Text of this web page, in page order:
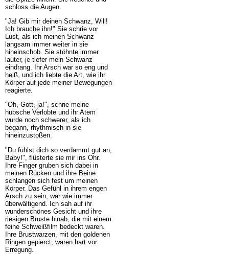
schloss die Augen.
"Ja! Gib mir deinen Schwanz, Will!
Ich brauche ihn!" Sie schrie vor
Lust, als ich meinen Schwanz
langsam immer weiter in sie
hineinschob. Sie stöhnte immer
lauter, je tiefer mein Schwanz
eindrang. Ihr Arsch war so eng und
heiß, und ich liebte die Art, wie ihr
Körper auf jede meiner Bewegungen
reagierte.
"Oh, Gott, ja!", schrie meine
hübsche Verlobte und ihr Atem
wurde noch schwerer, als ich
begann, rhythmisch in sie
hineinzustoßen.
"Du fühlst dich so verdammt gut an,
Baby!", flüsterte sie mir ins Ohr.
Ihre Finger gruben sich dabei in
meinen Rücken und ihre Beine
schlangen sich fest um meinen
Körper. Das Gefühl in ihrem engen
Arsch zu sein, war wie immer
überwältigend. Ich sah auf ihr
wunderschönes Gesicht und ihre
riesigen Brüste hinab, die mit einem
feine Schweißfilm bedeckt waren.
Ihre Brustwarzen, mit den goldenen
Ringen gepierct, waren hart vor
Erregung.